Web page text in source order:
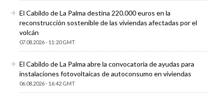
El Cabildo de La Palma destina 220.000 euros en la
reconstrucción sostenible de las viviendas afectadas por el
volcán
07.08.2026 - 11:20 GMT
El Cabildo de La Palma abre la convocatoria de ayudas para
instalaciones fotovoltaicas de autoconsumo en viviendas
06.08.2026 - 16:42 GMT